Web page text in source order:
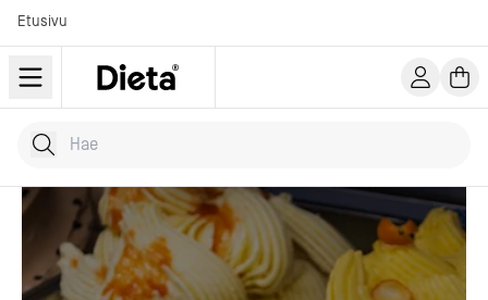
Etusivu
Hae tuotteita
Kirjoita hakusana...